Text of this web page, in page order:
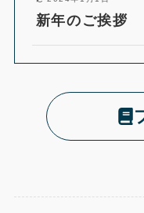
新年のご挨拶